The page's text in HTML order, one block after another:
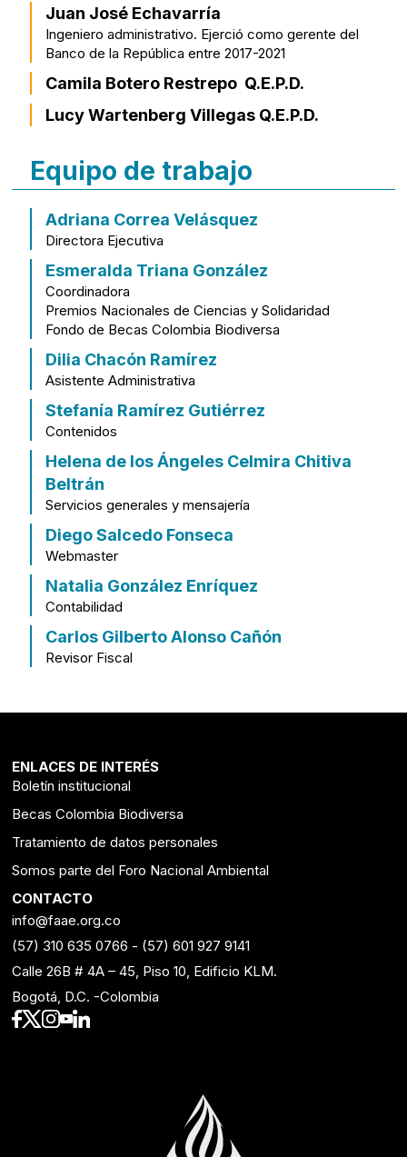
Juan José Echavarría
Ingeniero administrativo. Ejerció como gerente del
Banco de la República entre 2017-2021
Camila Botero Restrepo Q.E.P.D.
Lucy Wartenberg Villegas Q.E.P.D.
Equipo de trabajo
Adriana Correa Velásquez
Directora Ejecutiva
Esmeralda Triana González
Coordinadora
Premios Nacionales de Ciencias y Solidaridad
Fondo de Becas Colombia Biodiversa
Dilia Chacón Ramírez
Asistente Administrativa
Stefanía Ramírez Gutiérrez
Contenidos
Helena de los Ángeles Celmira Chitiva
Beltrán
Servicios generales y mensajería
Diego Salcedo Fonseca
Webmaster
Natalia González Enríquez
Contabilidad
Carlos Gilberto Alonso Cañón
Revisor Fiscal
ENLACES DE INTERÉS
Boletín institucional
Becas Colombia Biodiversa
Tratamiento de datos personales
Somos parte del Foro Nacional Ambiental
CONTACTO
info@faae.org.co
(57) 310 635 0766 - (57) 601 927 9141
Calle 26B # 4A – 45, Piso 10, Edificio KLM.
Bogotá, D.C. -Colombia